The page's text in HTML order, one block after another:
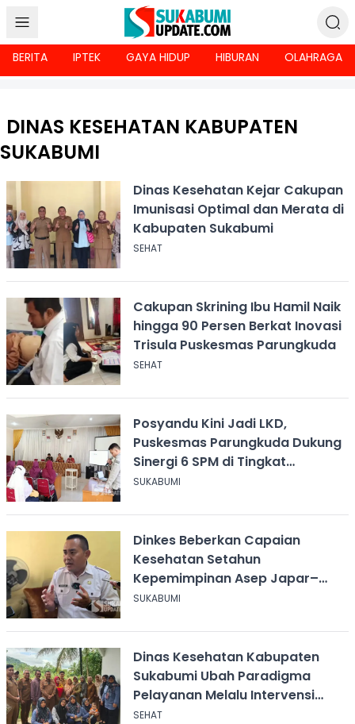
BERITA IPTEK GAYA HIDUP HIBURAN OLAHRAGA
DINAS KESEHATAN KABUPATEN
SUKABUMI
Dinas Kesehatan Kejar Cakupan
Imunisasi Optimal dan Merata di
Kabupaten Sukabumi
SEHAT
Cakupan Skrining Ibu Hamil Naik
hingga 90 Persen Berkat Inovasi
Trisula Puskesmas Parungkuda
SEHAT
Posyandu Kini Jadi LKD,
Puskesmas Parungkuda Dukung
Sinergi 6 SPM di Tingkat
Kecamatan
SUKABUMI
Dinkes Beberkan Capaian
Kesehatan Setahun
Kepemimpinan Asep Japar–
Andreas
SUKABUMI
Dinas Kesehatan Kabupaten
Sukabumi Ubah Paradigma
Pelayanan Melalu Intervensi
Grassroot Lewat Posyandu
SEHAT